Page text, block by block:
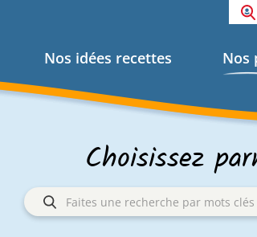
Choisissez
Nos idées recettes Nos